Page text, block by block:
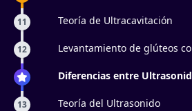
11 Teoría de Ultracavitación
12
Levantamiento de glúteos
Diferencias entre
13 Teoría del Ultrasonido